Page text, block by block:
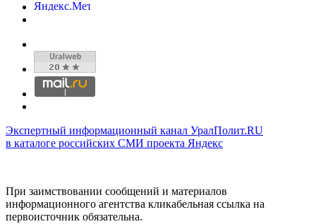
Экспертный информационный канал УралПолит.RU
в каталоге российских СМИ проекта Яндекс
При заимствовании сообщений и материалов
информационного агентства кликабельная ссылка на
первоисточник обязательна.